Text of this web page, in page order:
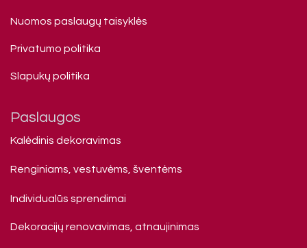
Nuomos paslaugų taisyklės
Privatumo politika
Slapukų politika
Paslaugos
Kalėdinis dekoravimas
Renginiams, vestuvėms, šventėms
Individualūs sprendimai
Dekoracijų renovavimas, atnaujinimas